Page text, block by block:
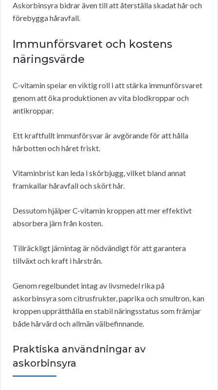
Askorbinsyra bidrar även till att återställa skadat hår och
förebygga håravfall.
Immunförsvaret och kostens
näringsvärde
C-vitamin spelar en viktig roll i att stärka immunförsvaret
genom att öka produktionen av vita blodkroppar och
antikroppar.
Ett kraftfullt immunförsvar är avgörande för att hålla
hårbotten och håret friskt.
Vitaminbrist kan leda i skörbjugg, vilket bland annat
framkallar håravfall och skört hår.
Dessutom hjälper C-vitamin kroppen att mer effektivt
absorbera järn från kosten.
Tillräckligt järnintag är nödvändigt för att garantera
tillväxt och kraft i hårstrån.
Genom regelbundet intag av livsmedel rika på
askorbinsyra som citrusfrukter, paprika och smultron, kan
kroppen upprätthålla en stabil näringsstatus som främjar
både hårvård och allmän välbefinnande.
Praktiska användningar av
askorbinsyra